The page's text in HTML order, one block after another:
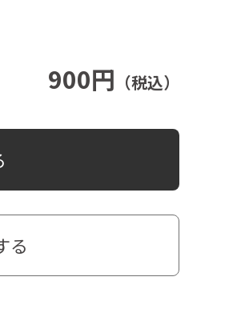
900円 （税込）
る